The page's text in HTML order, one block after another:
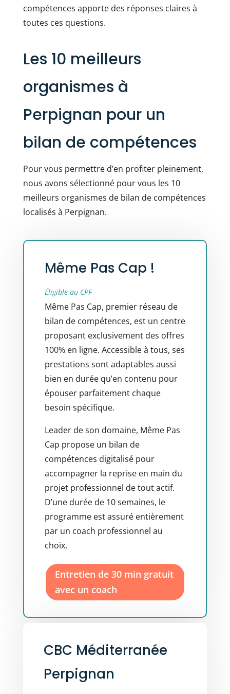
compétences apporte des réponses claires à
toutes ces questions.
Les 10 meilleurs
organismes à
Perpignan pour un
bilan de compétences
Pour vous permettre d’en profiter pleinement,
nous avons sélectionné pour vous les 10
meilleurs organismes de bilan de compétences
localisés à Perpignan.
Même Pas Cap !
Éligible au CPF
Même Pas Cap, premier réseau de
bilan de compétences, est un centre
proposant exclusivement des offres
100% en ligne. Accessible à tous, ses
prestations sont adaptables aussi
bien en durée qu’en contenu pour
épouser parfaitement chaque
besoin spécifique.
Leader de son domaine, Même Pas
Cap propose un bilan de
compétences digitalisé pour
accompagner la reprise en main du
projet professionnel de tout actif.
D’une durée de 10 semaines, le
programme est assuré entièrement
par un coach professionnel au
choix.
Entretien de 30 min gratuit
avec un coach
CBC Méditerranée
Perpignan